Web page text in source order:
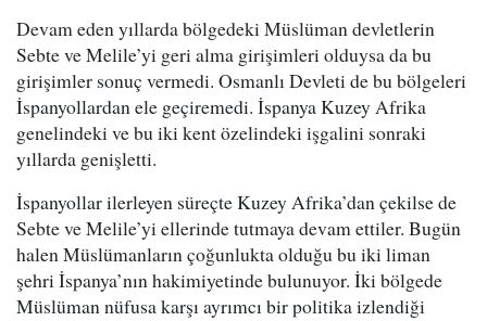
Devam eden yıllarda bölgedeki Müslüman devletlerin
Sebte ve Melile’yi geri alma girişimleri olduysa da bu
girişimler sonuç vermedi. Osmanlı Devleti de bu bölgeleri
İspanyollardan ele geçiremedi. İspanya Kuzey Afrika
genelindeki ve bu iki kent özelindeki işgalini sonraki
yıllarda genişletti.
İspanyollar ilerleyen süreçte Kuzey Afrika’dan çekilse de
Sebte ve Melile’yi ellerinde tutmaya devam ettiler. Bugün
halen Müslümanların çoğunlukta olduğu bu iki liman
şehri İspanya’nın hakimiyetinde bulunuyor. İki bölgede
Müslüman nüfusa karşı ayrımcı bir politika izlendiği